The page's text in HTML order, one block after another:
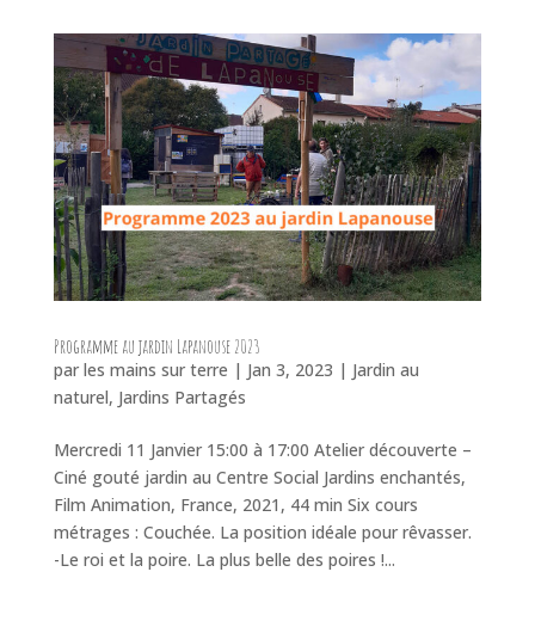
Programme au jardin Lapanouse 2023
par les mains sur terre | Jan 3, 2023 | Jardin au
naturel, Jardins Partagés
Mercredi 11 Janvier 15:00 à 17:00 Atelier découverte –
Ciné gouté jardin au Centre Social Jardins enchantés,
Film Animation, France, 2021, 44 min Six cours
métrages : Couchée. La position idéale pour rêvasser.
-Le roi et la poire. La plus belle des poires !...